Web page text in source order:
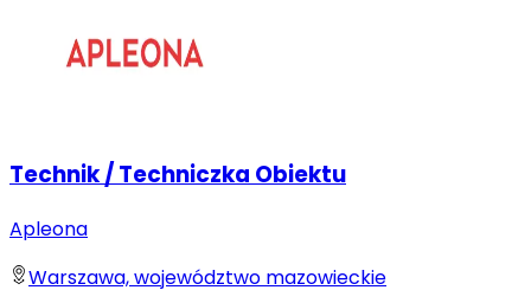
Technik / Techniczka Obiektu
Apleona
Warszawa, województwo mazowieckie